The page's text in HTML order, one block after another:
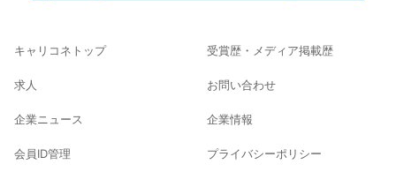
キャリコネトップ
求人
企業ニュース
会員ID管理
受賞歴・メディア掲載歴
お問い合わせ
企業情報
プライバシーポリシー